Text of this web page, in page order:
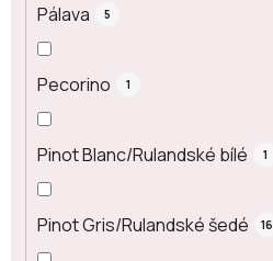
Pálava 5
Pecorino 1
Pinot Blanc/Rulandské bílé 1
Pinot Gris/Rulandské šedé 16